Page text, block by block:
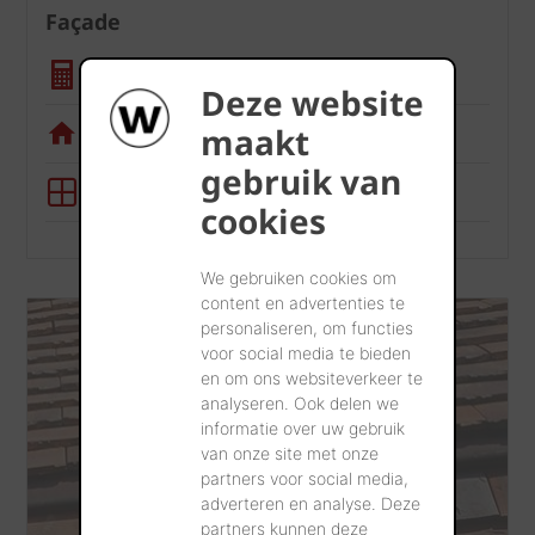
Deze website
maakt
gebruik van
cookies
We gebruiken cookies om
content en advertenties te
personaliseren, om functies
voor social media te bieden
en om ons websiteverkeer te
analyseren. Ook delen we
informatie over uw gebruik
van onze site met onze
partners voor social media,
adverteren en analyse. Deze
partners kunnen deze
Façade
Appli de visualisation